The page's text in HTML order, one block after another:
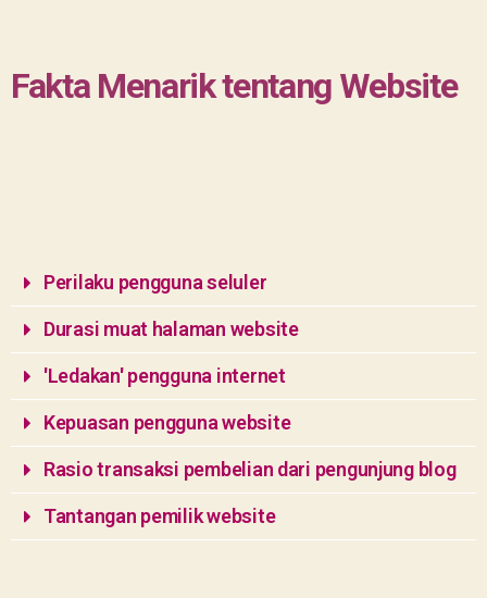
Fakta Menarik tentang Website
Perilaku pengguna seluler
Durasi muat halaman website
'Ledakan' pengguna internet
Kepuasan pengguna website
Rasio transaksi pembelian dari pengunjung blog
Tantangan pemilik website